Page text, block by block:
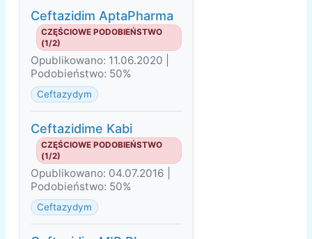
Ceftazidim AptaPharma
CZĘŚCIOWE PODOBIEŃSTWO
(1/2)
Opublikowano: 11.06.2020 |
Podobieństwo: 50%
Ceftazydym
Ceftazidime Kabi
CZĘŚCIOWE PODOBIEŃSTWO
(1/2)
Opublikowano: 04.07.2016 |
Podobieństwo: 50%
Ceftazydym